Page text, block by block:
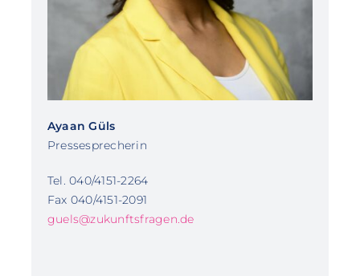
Ayaan Güls
Pressesprecherin
Tel. 040/4151-2264
Fax 040/4151-2091
guels@zukunftsfragen.de